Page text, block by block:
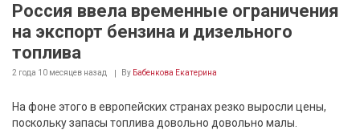
Россия ввела временные ограничения
на экспорт бензина и дизельного
топлива
2 года 10 месяцев назад By Бабенкова Екатерина
На фоне этого в европейских странах резко выросли цены,
поскольку запасы топлива довольно довольно малы.